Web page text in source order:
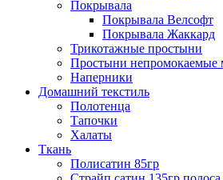
Покрывала
Покрывала Велсофт
Покрывала Жаккард
Трикотажные простыни
Простыни непромокаемые
Наперники
Домашний текстиль
Полотенца
Тапочки
Халаты
Ткань
Полисатин 85гр